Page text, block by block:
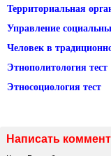
Территориальная
Управление
Человек в
Этнополитология тест
Этносоциология тест
Написать